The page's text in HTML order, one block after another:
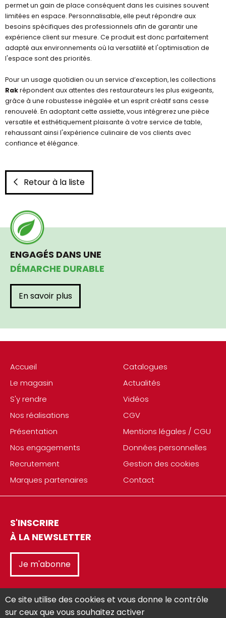
permet un gain de place conséquent dans les cuisines souvent
limitées en espace. Personnalisable, elle peut répondre aux
besoins spécifiques des professionnels afin de garantir une
expérience client sur mesure. Ce produit est donc parfaitement
adapté aux environnements où la versatilité et l'optimisation de
l'espace sont des priorités.
Pour un usage quotidien ou un service d’exception, les collections
Rakrépondent aux attentes des restaurateurs les plus exigeants,
grâce à une robustesse inégalée et un esprit créatif sans cesse
renouvelé. En adoptant cette assiette, vous intégrerez une pièce
versatile et esthétiquement plaisante à votre service de table,
rehaussant ainsi l'expérience culinaire de vos clients avec
confiance et élégance.
Retour à la liste
Accueil
Le magasin
S'y rendre
Nos réalisations
Présentation
Nos engagements
Recrutement
Marques partenaires
Catalogues
Actualités
Vidéos
CGV
Mentions légales / CGU
Données personnelles
Gestion des cookies
Contact
S'INSCRIRE
À LA NEWSLETTER
Je m'abonne
ENGAGÉS DANS UNE
DÉMARCHE DURABLE
En savoir plus
Ce site utilise des cookies et vous donne le contrôle
sur ceux que vous souhaitez activer